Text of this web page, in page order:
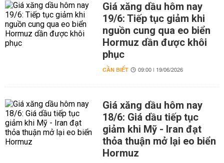
Giá xăng dầu hôm nay
19/6: Tiếp tục giảm khi
nguồn cung qua eo biển
Hormuz dần được khôi
phục
CẦN BIẾT 09:00 | 19/06/2026
Giá xăng dầu hôm nay
18/6: Giá dầu tiếp tục
giảm khi Mỹ - Iran đạt
thỏa thuận mở lại eo biển
Hormuz